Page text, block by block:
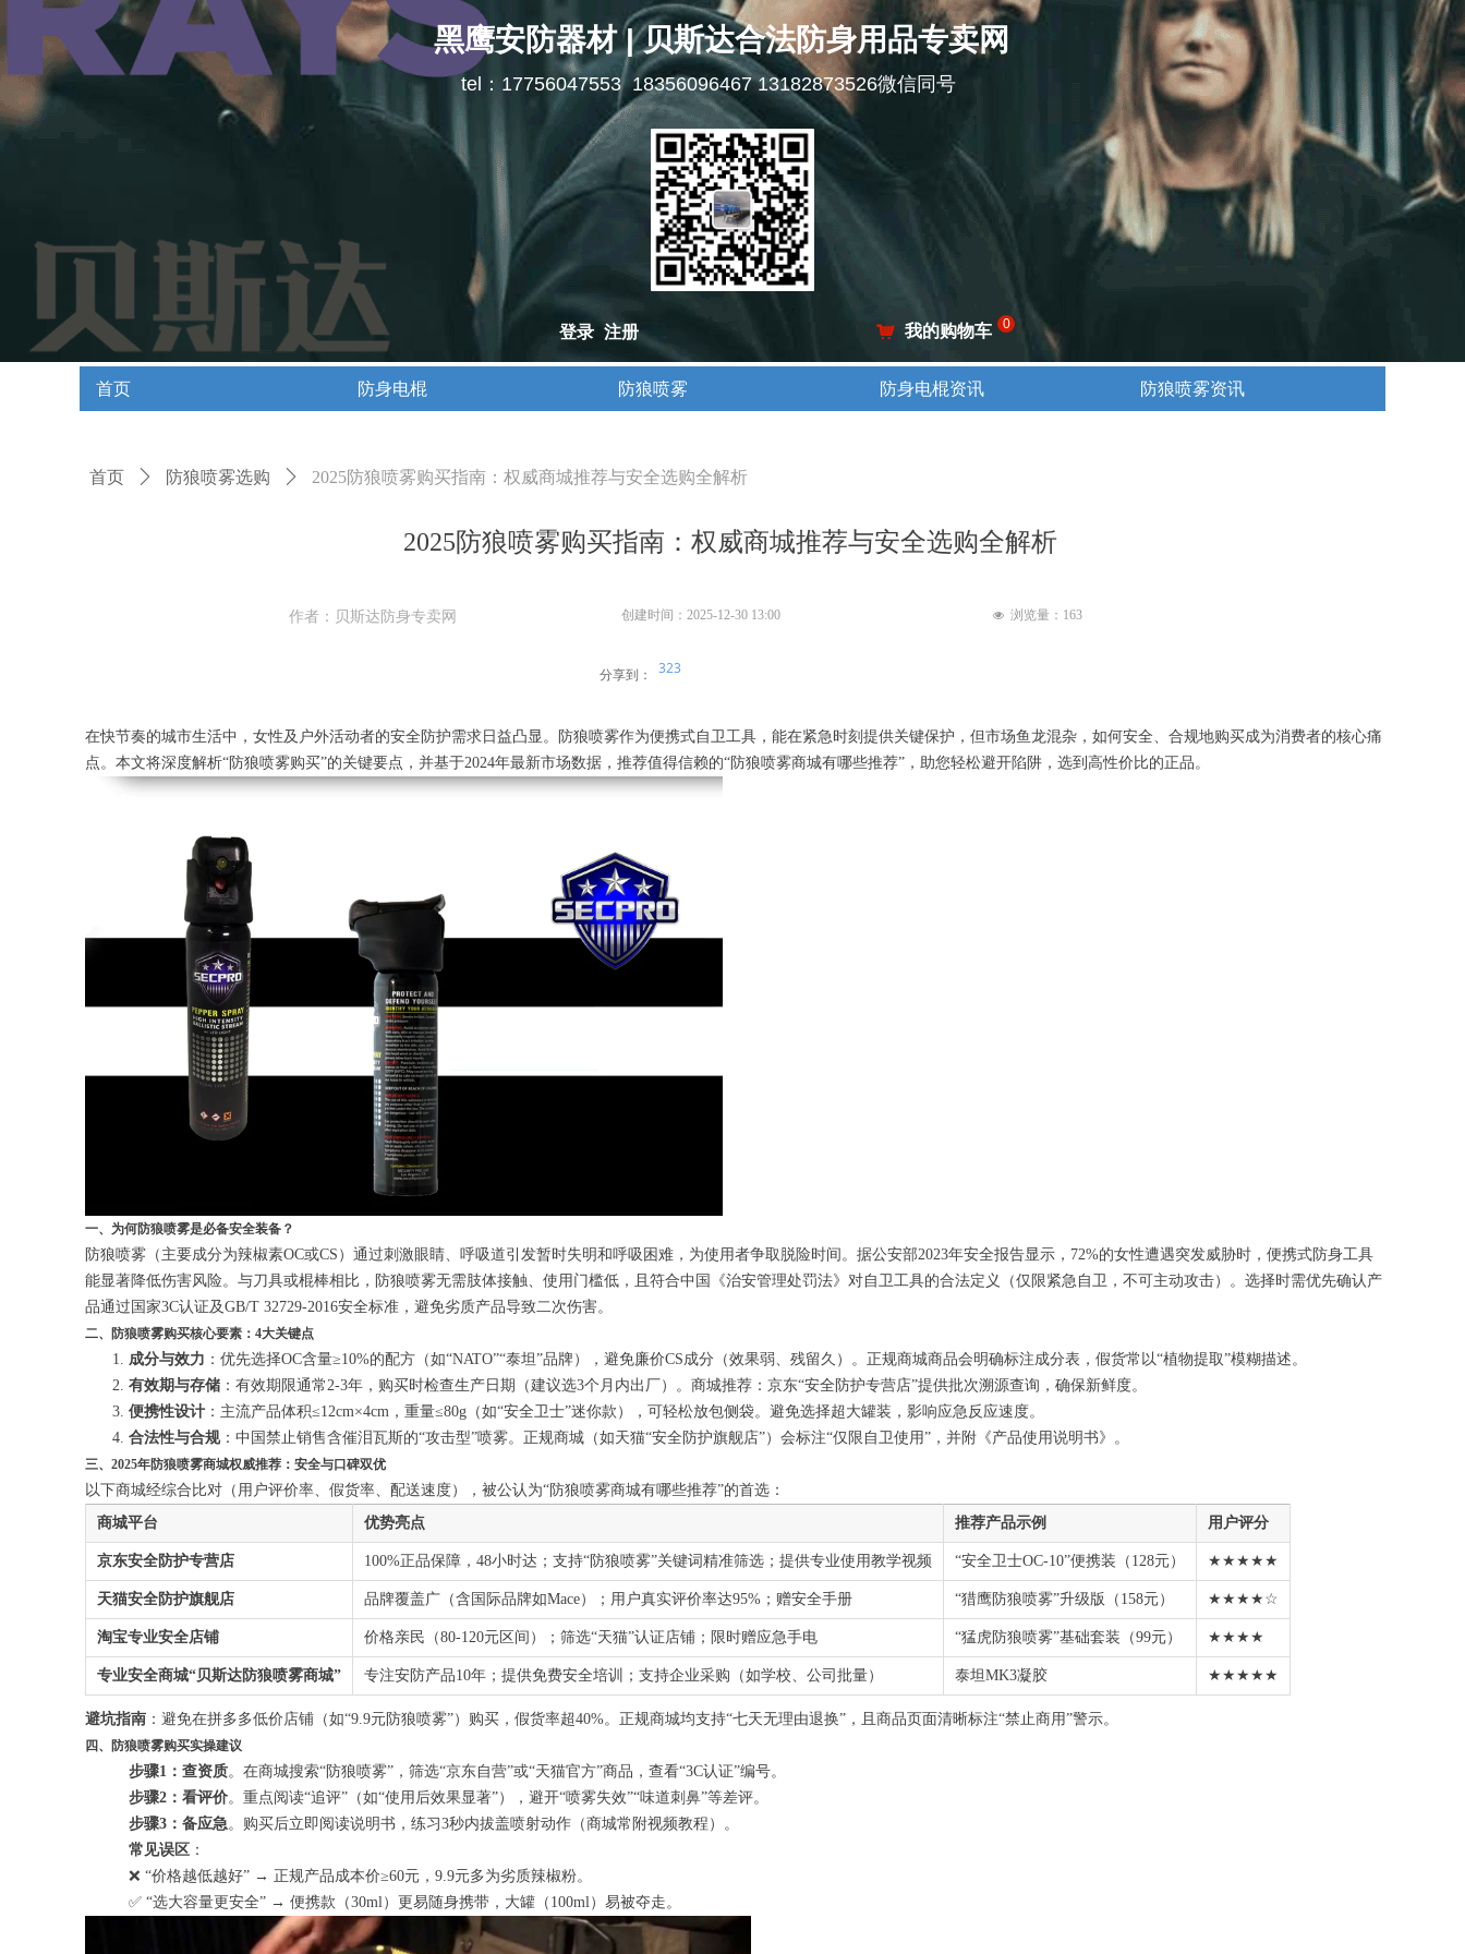
首页 防身电棍 防狼喷雾 防身电棍资讯 防狼喷雾资讯
黑鹰安防器材 | 贝斯达合法防身用品专卖网
낙 我的购物车 0
登录 注册
tel：17756047553 18356096467 13182873526微信同号
2025防狼喷雾购买指南：权威商城推荐与安全选购全解析
在快节奏的城市生活中，女性及户外活动者的安全防护需求日益凸显。防狼喷雾作为便携式自卫工具，能在紧急时刻提供关键保护，但市场鱼龙混杂，如何安全、合规地购买成为消费者的核心痛
点。本文将深度解析“防狼喷雾购买”的关键要点，并基于2024年最新市场数据，推荐值得信赖的“防狼喷雾商城有哪些推荐”，助您轻松避开陷阱，选到高性价比的正品。
一、为何防狼喷雾是必备安全装备？
防狼喷雾（主要成分为辣椒素OC或CS）通过刺激眼睛、呼吸道引发暂时失明和呼吸困难，为使用者争取脱险时间。据公安部2023年安全报告显示，72%的女性遭遇突发威胁时，便携式防身工具
能显著降低伤害风险。与刀具或棍棒相比，防狼喷雾无需肢体接触、使用门槛低，且符合中国《治安管理处罚法》对自卫工具的合法定义（仅限紧急自卫，不可主动攻击）。选择时需优先确认产
品通过国家3C认证及GB/T 32729-2016安全标准，避免劣质产品导致二次伤害。
二、防狼喷雾购买核心要素：4大关键点
成分与效力 ：优先选择OC含量≥10%的配方（如“NATO”“泰坦”品牌），避免廉价CS成分（效果弱、残留久）。正规商城商品会明确标注成分表，假货常以“植物提取”模糊描述。
有效期与存储 ：有效期限通常2-3年，购买时检查生产日期（建议选3个月内出厂）。商城推荐：京东“安全防护专营店”提供批次溯源查询，确保新鲜度。
便携性设计 ：主流产品体积≤12cm×4cm，重量≤80g（如“安全卫士”迷你款），可轻松放包侧袋。避免选择超大罐装，影响应急反应速度。
合法性与合规：中国禁止销售含催泪瓦斯的“攻击型”喷雾。正规商城（如天猫“安全防护旗舰店”）会标注“仅限自卫使用”，并附《产品使用说明书》。
三、2025年防狼喷雾商城权威推荐：安全与口碑双优
以下商城经综合比对（用户评价率、假货率、配送速度），被公认为“防狼喷雾商城有哪些推荐”的首选：
商城平台
优势亮点 推荐产品示例 用户评分
京东安全防护专营店 100%正品保障，48小时达；支持“防狼喷雾”关键词精准筛选；提供专业使用教学视频 “安全卫士OC-10”便携装（128元） ★★★★★
天猫安全防护旗舰店 品牌覆盖广（含国际品牌如Mace）；用户真实评价率达95%；赠安全手册 “猎鹰防狼喷雾”升级版（158元） ★★★★☆
淘宝专业安全店铺 价格亲民（80-120元区间）；筛选“天猫”认证店铺；限时赠应急手电 “猛虎防狼喷雾”基础套装（99元） ★★★★
专业安全商城“贝斯达防狼喷雾商城” 专注安防产品10年；提供免费安全培训；支持企业采购（如学校、公司批量） 泰坦MK3凝胶 ★★★★★
避坑指南 ：避免在拼多多低价店铺（如“9.9元防狼喷雾”）购买，假货率超40%。正规商城均支持“七天无理由退换”，且商品页面清晰标注“禁止商用”警示。
四、防狼喷雾购买实操建议
步骤1：查资质。在商城搜索“防狼喷雾”，筛选“京东自营”或“天猫官方”商品，查看“3C认证”编号。
步骤2：看评价。重点阅读“追评”（如“使用后效果显著”），避开“喷雾失效”“味道刺鼻”等差评。
步骤3：备应急。购买后立即阅读说明书，练习3秒内拔盖喷射动作（商城常附视频教程）。
常见误区 ：
❌ “价格越低越好” → 正规产品成本价≥60元，9.9元多为劣质辣椒粉。
✅ “选大容量更安全” → 便携款（30ml）更易随身携带，大罐（100ml）易被夺走。
分享到： 323
创建时间： 2025-12-30 13:00
首页 ꄲ 防狼喷雾选购 ꄲ 2025防狼喷雾购买指南：权威商城推荐与安全选购全解析
作者：贝斯达防身专卖网 넶 浏览量： 163